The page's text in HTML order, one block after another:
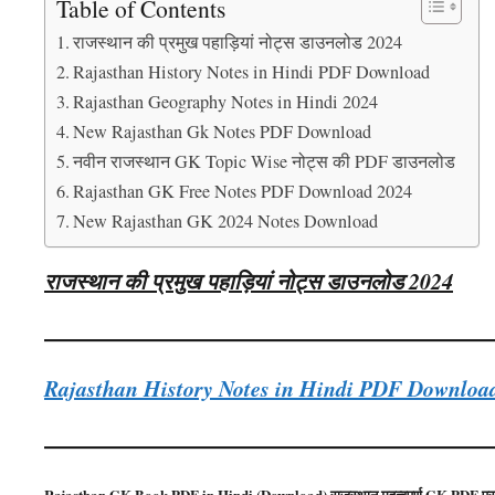
Table of Contents
राजस्थान की प्रमुख पहाड़ियां नोट्स डाउनलोड 2024
Rajasthan History Notes in Hindi PDF Download
Rajasthan Geography Notes in Hindi 2024
New Rajasthan Gk Notes PDF Download
नवीन राजस्थान GK Topic Wise नोट्स की PDF डाउनलोड
Rajasthan GK Free Notes PDF Download 2024
New Rajasthan GK 2024 Notes Download
राजस्थान की प्रमुख पहाड़ियां नोट्स डाउनलोड 2024
Rajasthan History Notes in Hindi PDF